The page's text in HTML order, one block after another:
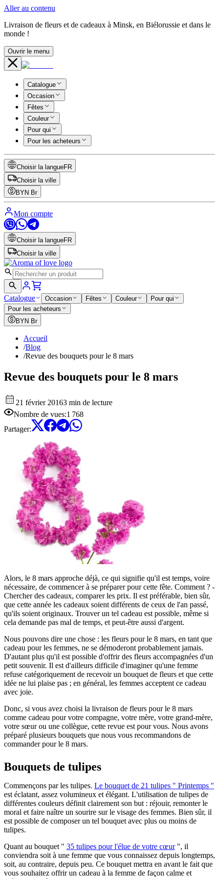
Aller au contenu
Livraison de fleurs et de cadeaux à Minsk, en Biélorussie et dans le
monde !
Ouvrir le menu
Catalogue
Occasion
Fêtes
Couleur
Pour qui
Pour les acheteurs
Choisir la langueFR
Choisir la ville
BYN Br
Mon compte
Choisir la langueFR
Choisir la ville
Catalogue Occasion Fêtes Couleur
Pour qui
Pour les acheteurs
BYN Br
Accueil
/Blog
/Revue des bouquets pour le 8 mars
Revue des bouquets pour le 8 mars
21 février 20163 min de lecture
Nombre de vues:1 768
Partager:
Alors, le 8 mars approche déjà, ce qui signifie qu'il est temps, voire
nécessaire, de commencer à se préparer pour cette fête. Comment ? -
Chercher des cadeaux, comparer les prix. Il est préférable, bien sûr,
que cette année les cadeaux soient différents de ceux de l'an passé,
qu'ils soient originaux. Trouver un tel cadeau est possible, même si
cela demande pas mal de temps, et peut-être aussi d'argent.
Nous pouvons dire une chose : les fleurs pour le 8 mars, en tant que
cadeau pour les femmes, ne se démoderont probablement jamais.
D'autant plus qu'il est possible d'offrir des fleurs accompagnées d'un
petit souvenir. Il est d'ailleurs difficile d'imaginer qu'une femme
refuse catégoriquement de recevoir un bouquet de fleurs et que cette
idée ne lui plaise pas ; en général, les femmes acceptent ce cadeau
avec joie.
Donc, si vous avez choisi la livraison de fleurs pour le 8 mars
comme cadeau pour votre compagne, votre mère, votre grand-mère,
votre sœur ou une collègue, cette revue est pour vous. Nous avons
préparé plusieurs bouquets que nous vous recommandons de
commander pour le 8 mars.
Bouquets de tulipes
Commençons par les tulipes. Le bouquet de 21 tulipes " Printemps "
est éclatant, assez volumineux et élégant. L'utilisation de tulipes de
différentes couleurs définit clairement son but : réjouir, remonter le
moral et faire naître un sourire sur le visage des femmes. Bien sûr, il
est possible de composer un tel bouquet avec plus ou moins de
tulipes.
Quant au bouquet " 35 tulipes pour l'élue de votre cœur", il
conviendra soit à une femme que vous connaissez depuis longtemps,
soit, au contraire, depuis peu. Ce bouquet mettra en avant le fait que
vous souhaitez offrir un cadeau à la femme de façon calme et